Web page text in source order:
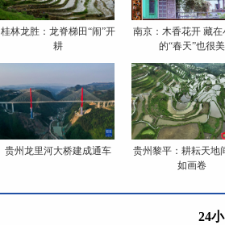
桂林龙胜：龙脊梯田“闹”开
耕
南京：木香花开 藏在
的“春天”也很美
贵州龙里河大桥建成通车
贵州黎平：耕耘天地
如画卷
24